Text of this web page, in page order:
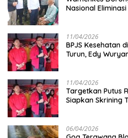
Nasional
11/04/2026
BPJS Kesehatan
Turun, Edy
11/04/2026
‎Targetkan Putus
Siapkan Skrining
06/04/2026